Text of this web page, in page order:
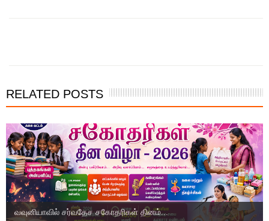
RELATED POSTS
வவுனியாவில் சர்வதேச சகோதரிகள் தினம்...